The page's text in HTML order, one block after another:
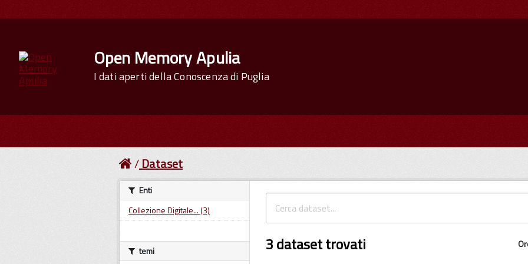
Open Memory Apulia
I dati aperti della Conoscenza di Puglia
Dataset
3 dataset trovati
Enti
Collezione Digitale... (3)
temi